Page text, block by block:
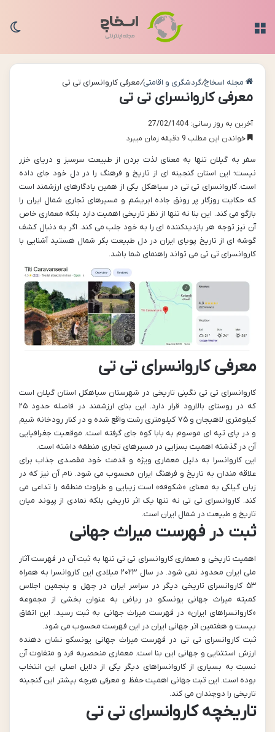
مجله اسخاج/گردشگری و اقامتی/معرفی کاروانسرای تی تی
معرفی کاروانسرای تی تی
آخرین به روز رسانی: 27/02/1404
خواندن این مطلب 9 دقیقه زمان میبرد
سفر به گیلان تنها به معنای لذت بردن از طبیعت سرسبز و دریای خزر
نیست؛ این استان گنجینه ای از تاریخ و فرهنگ را در دل خود جای داده
است. کاروانسرای تی تی در سیاهکل یکی از همین یادگارهای ارزشمند است
که حکایت روزگار پر رونق جاده ابریشم و مسیرهای تجاری شمال ایران را
بازگو می کند. این بنا نه تنها از نظر تاریخی اهمیت دارد بلکه معماری خاص
آن نیز توجه هر بازدیدکننده ای را به خود جلب می کند. اگر به دنبال کشف
گوشه ای از تاریخ پویای ایران در دل طبیعت بکر شمال هستید آشنایی با
کاروانسرای تی تی می تواند راهنمای شما باشد.
معرفی کاروانسرای تی تی
کاروانسرای تی تی نگینی تاریخی در شهرستان سیاهکل استان گیلان است
که در روستای بالارود قرار دارد. این بنای ارزشمند در فاصله حدود ۲۵
کیلومتری لاهیجان و ۷۵ کیلومتری رشت واقع شده و در کنار رودخانه شیم
و در پای تپه ای موسوم به بابا کوه جای گرفته است. موقعیت جغرافیایی
آن در گذشته اهمیت بسزایی در مسیرهای تجاری منطقه داشته است.
این کاروانسرا به دلیل معماری ویژه و قدمت خود مقصدی جذاب برای
علاقه مندان به تاریخ و فرهنگ ایران محسوب می شود. نام آن نیز که در
زبان گیلکی به معنای «شکوفه» است زیبایی و طراوت منطقه را تداعی می
کند. کاروانسرای تی تی نه تنها یک اثر تاریخی بلکه نمادی از پیوند میان
تاریخ و طبیعت در شمال ایران است.
ثبت در فهرست میراث جهانی
اهمیت تاریخی و معماری کاروانسرای تی تی تنها به ثبت آن در فهرست آثار
ملی ایران محدود نمی شود. در سال ۲۰۲۳ میلادی این کاروانسرا به همراه
۵۳ کاروانسرای تاریخی دیگر در سراسر ایران در چهل و پنجمین اجلاس
کمیته میراث جهانی یونسکو در ریاض به عنوان بخشی از مجموعه
«کاروانسراهای ایران» در فهرست میراث جهانی به ثبت رسید. این اتفاق
بیست و هفتمین اثر جهانی ایران در این فهرست محسوب می شود.
ثبت کاروانسرای تی تی در فهرست میراث جهانی یونسکو نشان دهنده
ارزش استثنایی و جهانی این بنا است. معماری منحصربه فرد و متفاوت آن
نسبت به بسیاری از کاروانسراهای دیگر یکی از دلایل اصلی این انتخاب
بوده است. این ثبت جهانی اهمیت حفظ و معرفی هرچه بیشتر این گنجینه
تاریخی را دوچندان می کند.
تاریخچه کاروانسرای تی تی